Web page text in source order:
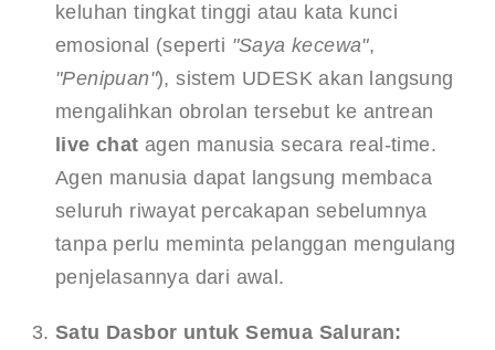
keluhan tingkat tinggi atau kata kunci
emosional (seperti "Saya kecewa",
"Penipuan"), sistem UDESK akan langsung
mengalihkan obrolan tersebut ke antrean
live chat agen manusia secara real-time.
Agen manusia dapat langsung membaca
seluruh riwayat percakapan sebelumnya
tanpa perlu meminta pelanggan mengulang
penjelasannya dari awal.
Satu Dasbor untuk Semua Saluran: